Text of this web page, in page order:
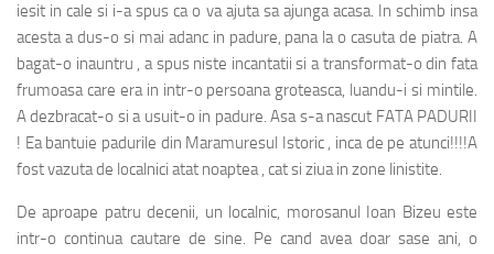
iesit in cale si i-a spus ca o va ajuta sa ajunga acasa. In schimb insa
acesta a dus-o si mai adanc in padure, pana la o casuta de piatra. A
bagat-o inauntru , a spus niste incantatii si a transformat-o din fata
frumoasa care era in intr-o persoana groteasca, luandu-i si mintile.
A dezbracat-o si a usuit-o in padure. Asa s-a nascut FATA PADURII
! Ea bantuie padurile din Maramuresul Istoric , inca de pe atunci!!!!A
fost vazuta de localnici atat noaptea , cat si ziua in zone linistite.
De aproape patru decenii, un localnic, morosanul Ioan Bizeu este
intr-o continua cautare de sine. Pe cand avea doar sase ani, o